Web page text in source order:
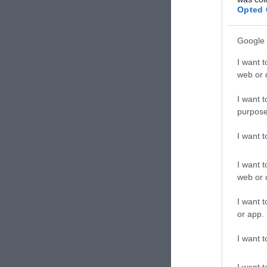
Opted
Google
I want
web or
I want
I want
I want
web or
I want
or app.
I want
αεροσκαφών
ακόλουθα
Σημειώνεται
εξόντωση